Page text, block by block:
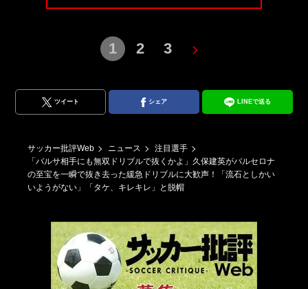
1 2 3
ツイート シェア LINEで送る
サッカー批評Web ニュース
注目選手
「バルサ相手にも無双ドリブルで抜くかよ」久保建英がバルセロナ
の至宝を一瞬で抜き去った緩急ドリブルに大歓声！「流石としかい
いようがない」「タケ、キレキレ」と脱帽